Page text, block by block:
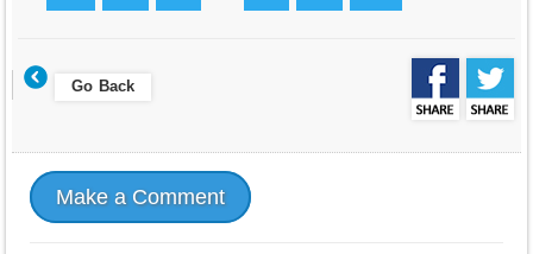
Go Back
Make a Comment